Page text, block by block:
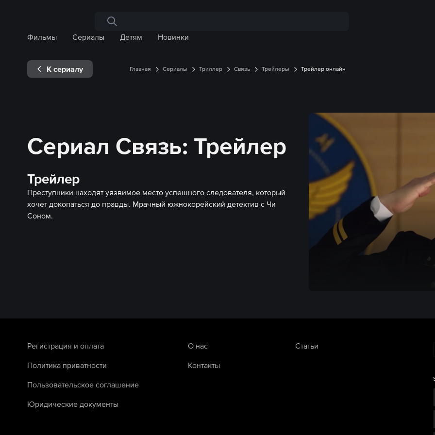
Поиск по сайту
Фильмы
Сериалы Детям Новинки
К сериалу Главная Сериалы Триллер Связь Трейлеры Трейлер онлайн
Сериал Связь: Трейлер
Трейлер
Преступники находят уязвимое место успешного следователя, который
хочет докопаться до правды. Мрачный южнокорейский детектив с Чи
Соном.
Регистрация и оплата
Политика приватности
Пользовательское соглашение
Юридические документы
О нас
Контакты
Статьи